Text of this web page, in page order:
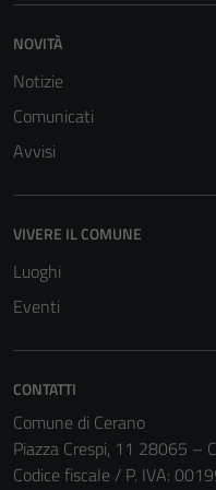
NOVITÀ
Notizie
Comunicati
Avvisi
VIVERE IL COMUNE
Luoghi
Eventi
CONTATTI
Comune di Cerano
Piazza Crespi, 11 28065 –
Codice fiscale / P. IVA: